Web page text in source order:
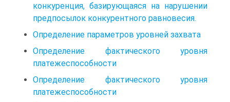
конкуренция, базирующаяся на нарушении
предпосылок конкурентного равновесия.
Определение параметров уровней захвата
Определение фактического уровня
платежеспособности
Определение фактического уровня
платежеспособности